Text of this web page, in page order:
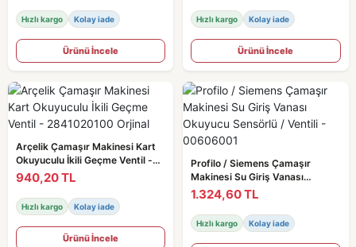
Hızlı kargo Kolay iade
Ürünü İncele
Hızlı kargo Kolay iade
Ürünü İncele
Arçelik Çamaşır Makinesi Kart
Okuyuculu İkili Geçme Ventil -
2841020100 Orjinal
940,20 TL
Hızlı kargo Kolay iade
Ürünü İncele
Profilo / Siemens Çamaşır
Makinesi Su Giriş Vanası
Okuyucu Sensörlü / Ventili -
00606001
1.324,60 TL
Hızlı kargo Kolay iade